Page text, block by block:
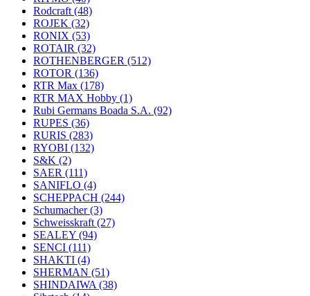
Rodcraft (48)
ROJEK (32)
RONIX (53)
ROTAIR (32)
ROTHENBERGER (512)
ROTOR (136)
RTR Max (178)
RTR MAX Hobby (1)
Rubi Germans Boada S.A. (92)
RUPES (36)
RURIS (283)
RYOBI (132)
S&K (2)
SAER (111)
SANIFLO (4)
SCHEPPACH (244)
Schumacher(3)
Schweisskraft (27)
SEALEY (94)
SENCI (111)
SHAKTI (4)
SHERMAN (51)
SHINDAIWA (38)